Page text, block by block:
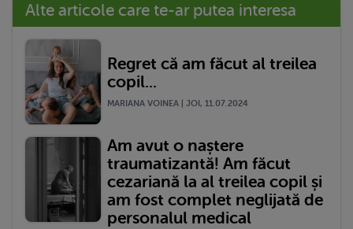
Alte articole care te-ar putea interesa
Regret că am făcut al treilea
copil...
MARIANA VOINEA | JOI, 11.07.2024
Am avut o naștere
traumatizantă! Am făcut
cezariană la al treilea copil și
am fost complet neglijată de
personalul medical